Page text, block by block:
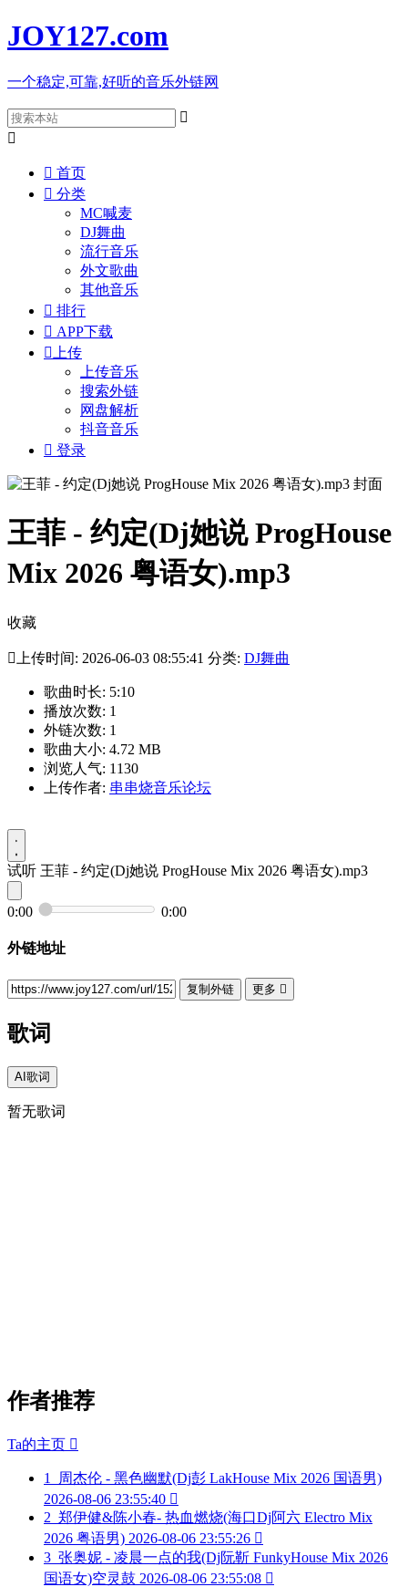
JOY127.com
一个稳定,可靠,好听的音乐外链网


 首页
 分类
MC喊麦
DJ舞曲
流行音乐
外文歌曲
其他音乐
 排行
 APP下载
 上传
上传音乐
搜索外链
网盘解析
抖音音乐
 登录
王菲 - 约定(Dj她说 ProgHouse
Mix 2026 粤语女).mp3
收藏
 上传时间: 2026-06-03 08:55:41 分类: DJ舞曲
歌曲时长: 5:10
播放次数: 1
外链次数: 1
歌曲大小: 4.72 MB
浏览人气: 1130
上传作者: 串串烧音乐论坛
试听 王菲 - 约定(Dj她说 ProgHouse Mix 2026 粤语女).mp3
0:00 0:00
外链地址
复制外链 更多 
歌词
AI歌词
暂无歌词
作者推荐
Ta的主页 
1
周杰伦 - 黑色幽默(Dj彭 LakHouse Mix 2026 国语男)
2026-08-06 23:55:40 
2 郑伊健&陈小春- 热血燃烧(海口Dj阿六 Electro Mix
2026 粤语男) 2026-08-06 23:55:26 
3 张奥妮 - 凌晨一点的我(Dj阮靳 FunkyHouse Mix 2026
国语女)空灵鼓 2026-08-06 23:55:08 